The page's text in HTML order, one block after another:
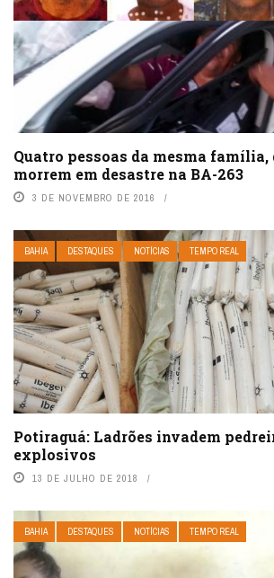
Quatro pessoas da mesma família,
morrem em desastre na BA-263
3 DE NOVEMBRO DE 2016
BAHIA DESTAQUES NOTÍCIAS TEMPO REAL
Potiraguá: Ladrões invadem
explosivos
13 DE JULHO DE 2018
BAHIA DESTAQUES NOTÍCIAS TEMPO REAL